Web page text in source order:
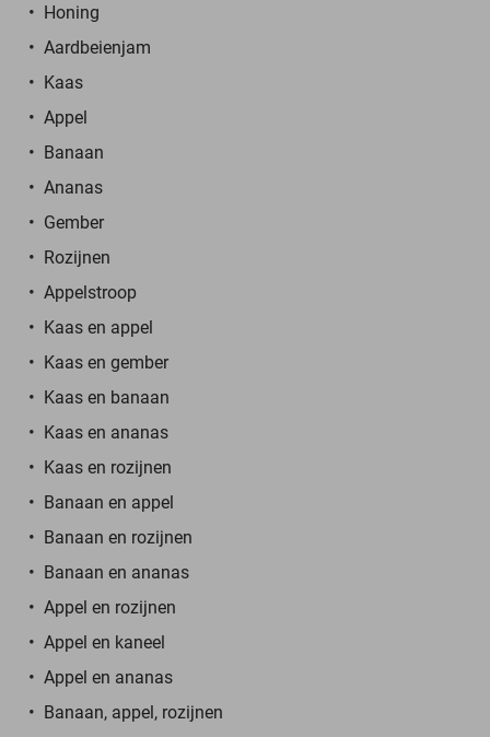
Honing
Aardbeienjam
Kaas
Appel
Banaan
Ananas
Gember
Rozijnen
Appelstroop
Kaas en appel
Kaas en gember
Kaas en banaan
Kaas en ananas
Kaas en rozijnen
Banaan en appel
Banaan en rozijnen
Banaan en ananas
Appel en rozijnen
Appel en kaneel
Appel en ananas
Banaan, appel, rozijnen